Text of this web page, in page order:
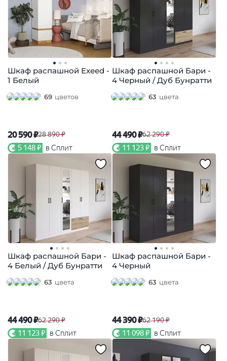
Шкаф распашной Exeed -
1 Белый
69 цветов
20 590 ₽28 890 ₽
5 148 ₽ в Сплит
Шкаф распашной Бари -
4 Черный / Дуб Бунратти
63 цвета
44 490 ₽62 290 ₽
11 123 ₽ в Сплит
Шкаф распашной Бари -
4 Белый / Дуб Бунратти
63 цвета
44 490 ₽62 290 ₽
11 123 ₽ в Сплит
Шкаф распашной Бари -
4 Черный
63 цвета
44 390 ₽62 190 ₽
11 098 ₽ в Сплит